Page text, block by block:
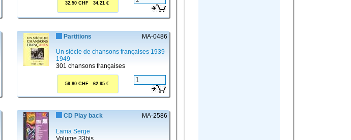
32.50 CHF 34.21 €
Partitions MA-0486
Un siècle de chansons françaises 1939-
1949
301 chansons françaises
59.80 CHF 62.95 €
CD Play back MA-2586
Lama Serge
Volume 33bis